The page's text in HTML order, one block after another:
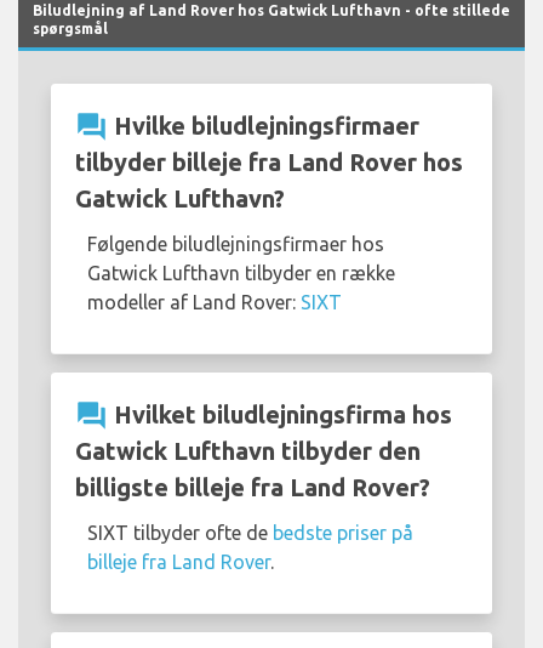
Biludlejning af Land Rover hos Gatwick Lufthavn - ofte stillede
spørgsmål
question_answer Hvilke biludlejningsfirmaer
tilbyder billeje fra Land Rover hos
Gatwick Lufthavn?
Følgende biludlejningsfirmaer hos
Gatwick Lufthavn tilbyder en række
modeller af Land Rover: SIXT
question_answer Hvilket biludlejningsfirma hos
Gatwick Lufthavn tilbyder den
billigste billeje fra Land Rover?
SIXT tilbyder ofte de bedste priser på
billeje fra Land Rover.